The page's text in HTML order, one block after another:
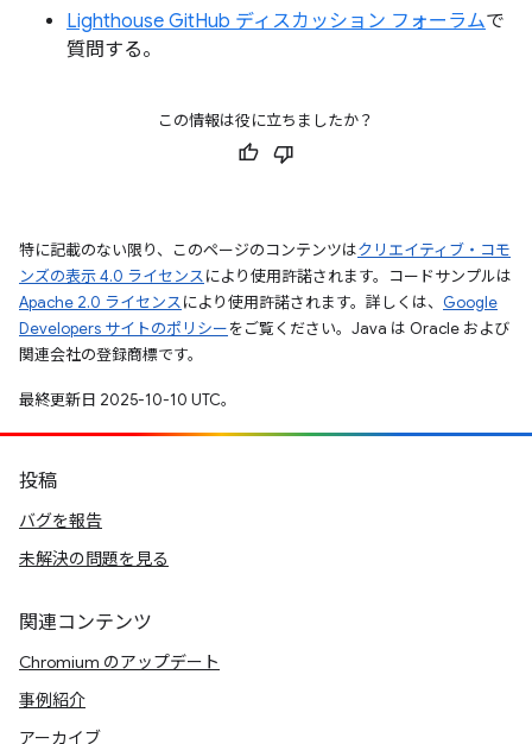
Lighthouse GitHub ディスカッション フォーラムで
質問する。
この情報は役に立ちましたか？
特に記載のない限り、このページのコンテンツはクリエイティブ・コモ
ンズの表示 4.0 ライセンスにより使用許諾されます。コードサンプルは
Apache 2.0 ライセンスにより使用許諾されます。詳しくは、 Google
Developers サイトのポリシーをご覧ください。Java は Oracle および
関連会社の登録商標です。
最終更新日 2025-10-10 UTC。
投稿
バグを報告
未解決の問題を見る
関連コンテンツ
Chromium のアップデート
事例紹介
アーカイブ